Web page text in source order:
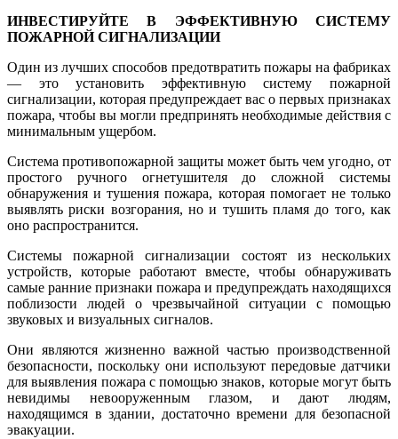
ИНВЕСТИРУЙТЕ В ЭФФЕКТИВНУЮ СИСТЕМУ
ПОЖАРНОЙ СИГНАЛИЗАЦИИ
Один из лучших способов предотвратить пожары на фабриках
— это установить эффективную систему пожарной
сигнализации, которая предупреждает вас о первых признаках
пожара, чтобы вы могли предпринять необходимые действия с
минимальным ущербом.
Система противопожарной защиты может быть чем угодно, от
простого ручного огнетушителя до сложной системы
обнаружения и тушения пожара, которая помогает не только
выявлять риски возгорания, но и тушить пламя до того, как
оно распространится.
Системы пожарной сигнализации состоят из нескольких
устройств, которые работают вместе, чтобы обнаруживать
самые ранние признаки пожара и предупреждать находящихся
поблизости людей о чрезвычайной ситуации с помощью
звуковых и визуальных сигналов.
Они являются жизненно важной частью производственной
безопасности, поскольку они используют передовые датчики
для выявления пожара с помощью знаков, которые могут быть
невидимы невооруженным глазом, и дают людям,
находящимся в здании, достаточно времени для безопасной
эвакуации.